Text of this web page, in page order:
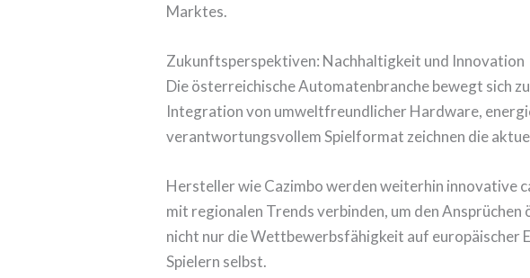
Marktes.
Zukunftsperspektiven: Nachhaltigkeit und Innovation
Die österreichische Automatenbranche bewegt sich
Integration von umweltfreundlicher Hardware,
verantwortungsvollem Spielformat zeichnen die
Hersteller wie Cazimbo werden weiterhin innovative
mit regionalen Trends verbinden, um den
nicht nur die Wettbewerbsfähigkeit auf europäischer
Spielern selbst.